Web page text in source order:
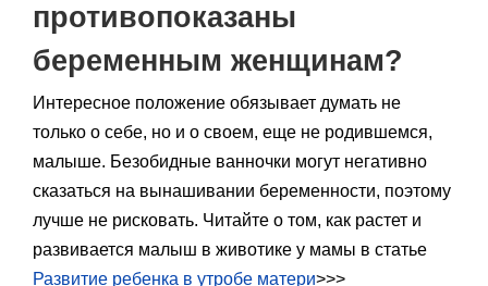
противопоказаны
беременным женщинам?
Интересное положение обязывает думать не
только о себе, но и о своем, еще не родившемся,
малыше. Безобидные ванночки могут негативно
сказаться на вынашивании беременности, поэтому
лучше не рисковать. Читайте о том, как растет и
развивается малыш в животике у мамы в статье
Развитие ребенка в утробе матери>>>